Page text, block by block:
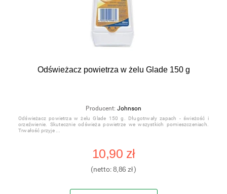
Odświeżacz powietrza w żelu Glade 150 g
Producent: Johnson
Odświeżacz powietrza w żelu Glade 150 g. Długotrwały zapach - świeżość i
orzeźwienie. Skutecznie odświeża powietrze we wszystkich pomieszczeniach.
Trwałość przyje
10,90 zł
(netto:8,86 zł)